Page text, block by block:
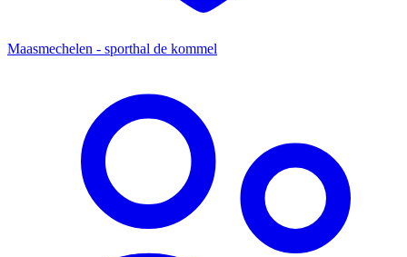
Maasmechelen - sporthal de kommel